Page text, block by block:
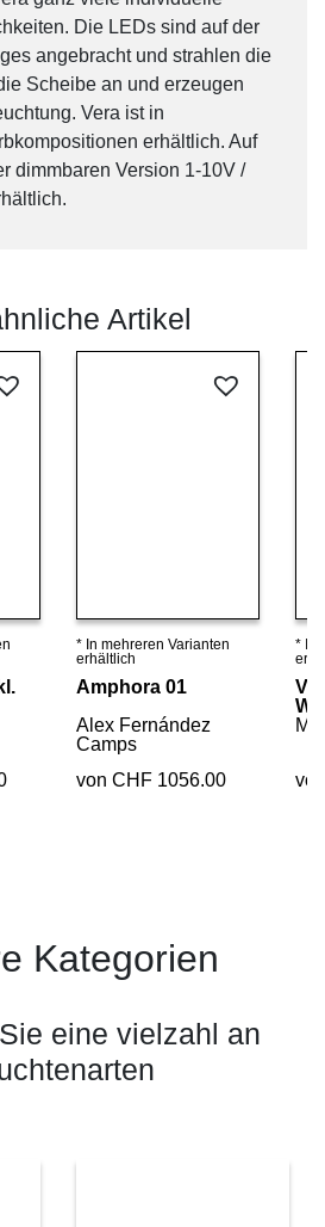
Die LEDs sind auf der
angebracht und strahlen die
Scheibe an und erzeugen
Vera ist in
erhältlich. Auf
dimmbaren Version 1-10V /
Artikel
Details ansehen
* In mehreren Varianten
erhältlich
Amphora 01
Alex Fernández
Camps
von CHF 1056.00
* In
Kategorien
eine vielzahl an